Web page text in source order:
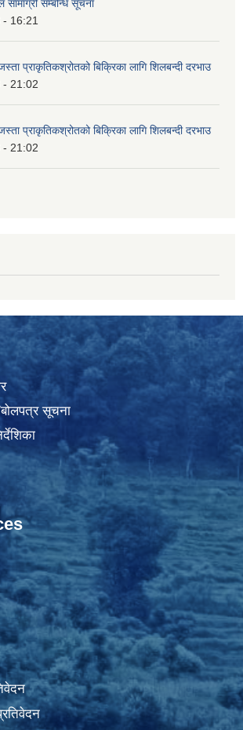
सम्बन्धि सूचना
16:21
प्राकृतिकश्रोतको बिक्रिका लागि शिलबन्दी दरभाउ
- 21:02
प्राकृतिकश्रोतको बिक्रिका लागि शिलबन्दी दरभाउ
- 21:02
सूचना